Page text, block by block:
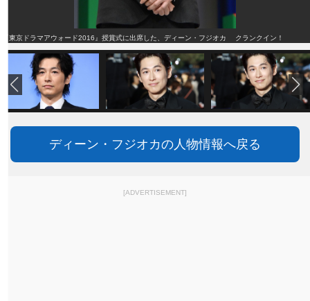
『東京ドラマアウォード2016』授賞式に出席した、ディーン・フジオカ クランクイン！
ディーン・フジオカの人物情報へ戻る
[ADVERTISEMENT]